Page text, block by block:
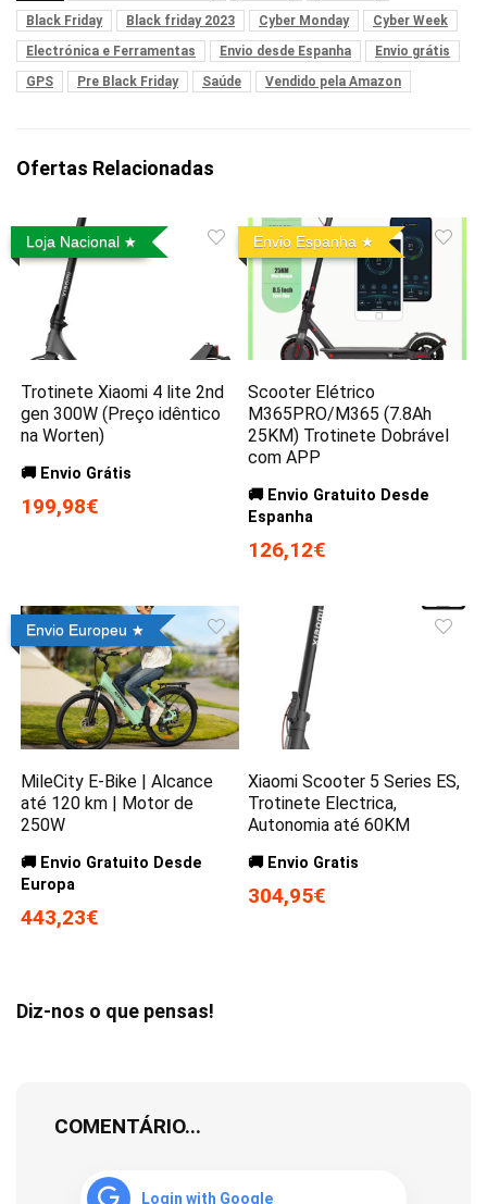
Black Friday
Black friday 2023 Cyber Monday
Cyber Week
Electrónica e Ferramentas
Envio desde Espanha
Envio grátis
GPS
Pre Black Friday Saúde Vendido pela Amazon
Ofertas Relacionadas
Loja Nacional
Trotinete Xiaomi 4 lite 2nd
gen 300W (Preço idêntico
na Worten)
🚚 Envio Grátis
199,98€
Envio Espanha
Scooter Elétrico
M365PRO/M365 (7.8Ah
25KM) Trotinete Dobrável
com APP
🚚 Envio Gratuito Desde
Espanha
126,12€
Envio Europeu
MileCity E-Bike | Alcance
até 120 km | Motor de
250W
🚚 Envio Gratuito Desde
Europa
443,23€
Xiaomi Scooter 5 Series ES,
Trotinete Electrica,
Autonomia até 60KM
🚚 Envio Gratis
304,95€
Diz-nos o que pensas!
COMENTÁRIO...
Login with Google